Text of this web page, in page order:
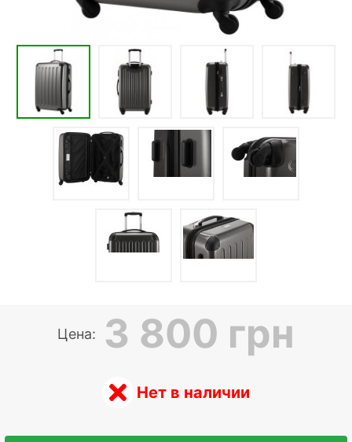
Цена: 3 800 грн
Нет в наличии